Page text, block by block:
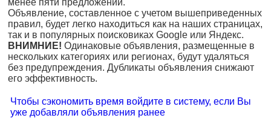
менее пяти предложений.
Объявление, составленное с учетом вышеприведенных
правил, будет легко находиться как на наших страницах,
так и в популярных поисковиках Google или Яндекс.
ВНИМНИЕ! Одинаковые объявления, размещенные в
нескольких категориях или регионах, будут удаляться
без предупреждения. Дубликаты объявления снижают
его эффективность.
Чтобы сэкономить время войдите в систему, если Вы
уже добавляли объявления ранее